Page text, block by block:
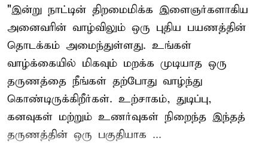
"இன்று நாட்டின் திறமைமிக்க இளைஞர்களாகிய
அனைவரின் வாழ்விலும் ஒரு புதிய பயணத்தின்
தொடக்கம் அமைந்துள்ளது. உங்கள்
வாழ்க்கையில் மிகவும் மறக்க முடியாத ஒரு
தருணத்தை நீங்கள் தற்போது வாழ்ந்து
கொண்டிருக்கிறீர்கள். உற்சாகம், துடிப்பு,
கனவுகள் மற்றும் உணர்வுகள் நிறைந்த இந்தத்
தருணத்தின் ஒரு பகுதியாக ...